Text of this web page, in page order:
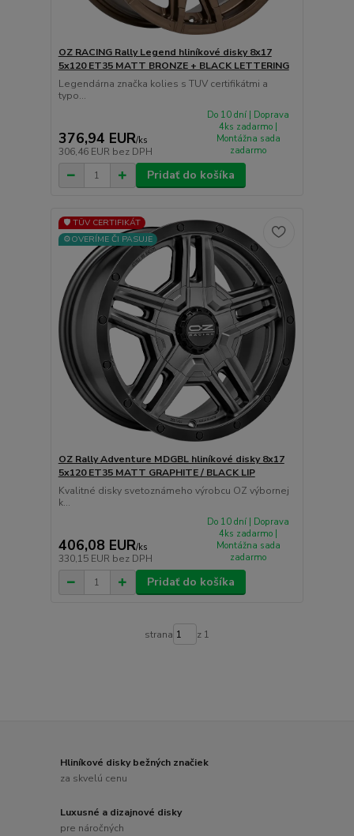
OZ RACING Rally Legend hliníkové disky 8x17
5x120 ET35 MATT BRONZE + BLACK LETTERING
Legendárna značka kolies s TUV certifikátmi a
typo...
376,94 EUR/ks
306,46 EUR bez DPH
Do 10 dní | Doprava
4ks zadarmo |
Montážna sada
zadarmo
Pridať do košíka
🛡️ TÜV CERTIFIKÁT
⚙️OVERÍME ČI PASUJE
OZ Rally Adventure MDGBL hliníkové disky 8x17
5x120 ET35 MATT GRAPHITE / BLACK LIP
Kvalitné disky svetoznámeho výrobcu OZ výbornej
k...
406,08 EUR/ks
330,15 EUR bez DPH
Do 10 dní | Doprava
4ks zadarmo |
Montážna sada
zadarmo
Pridať do košíka
strana z 1
Hliníkové disky bežných značiek
za skvelú cenu
Luxusné a dizajnové disky
pre náročných